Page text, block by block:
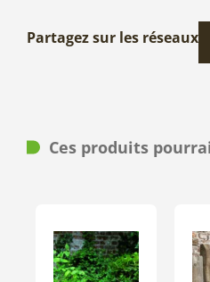
Partagez sur les réseaux
Ces produits